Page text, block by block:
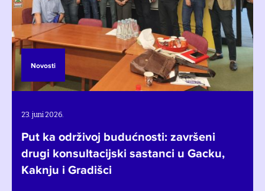
Novosti
juni 2026.
ka održivoj budućnosti: završeni
konsultacijski sastanci u Gacku,
i Gradišci